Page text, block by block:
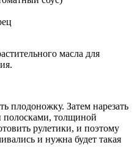
масла для
плодоножку. Затем нарезать
полосками, толщиной
рулетики, и поэтому
и нужна будет такая